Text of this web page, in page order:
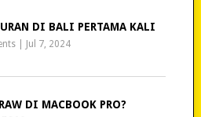
DI BALI PERTAMA KALI
Jul 7, 2024
DI MACBOOK PRO?